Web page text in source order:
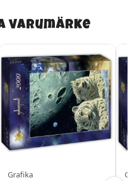
varumärke
Grafika